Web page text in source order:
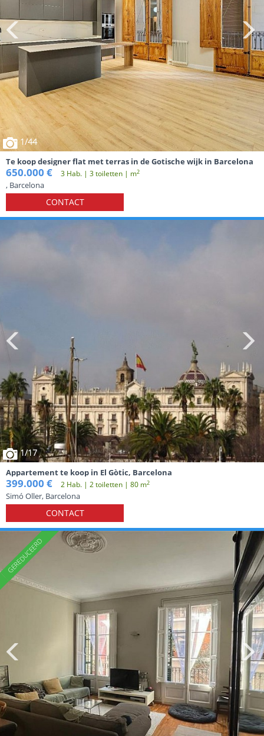
1/44
Te koop designer flat met terras in de Gotische wijk in Barcelona
650.000 € 3 Hab. | 3 toiletten | m2
, Barcelona
CONTACT
1/17
Appartement te koop in El Gòtic, Barcelona
399.000 € 2 Hab. | 2 toiletten | 80 m2
Simó Oller, Barcelona
CONTACT